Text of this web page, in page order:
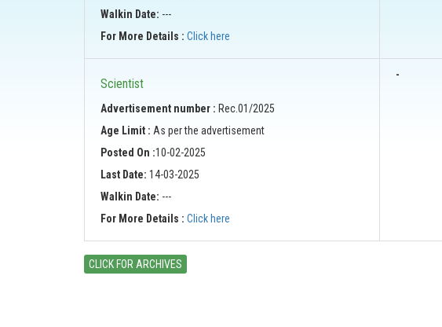
Walkin Date: ---
For More Details : Click here
Scientist
Advertisement number : Rec.01/2025
Age Limit : As per the advertisement
Posted On :10-02-2025
Last Date: 14-03-2025
Walkin Date: ---
For More Details : Click here
-
CLICK FOR ARCHIVES